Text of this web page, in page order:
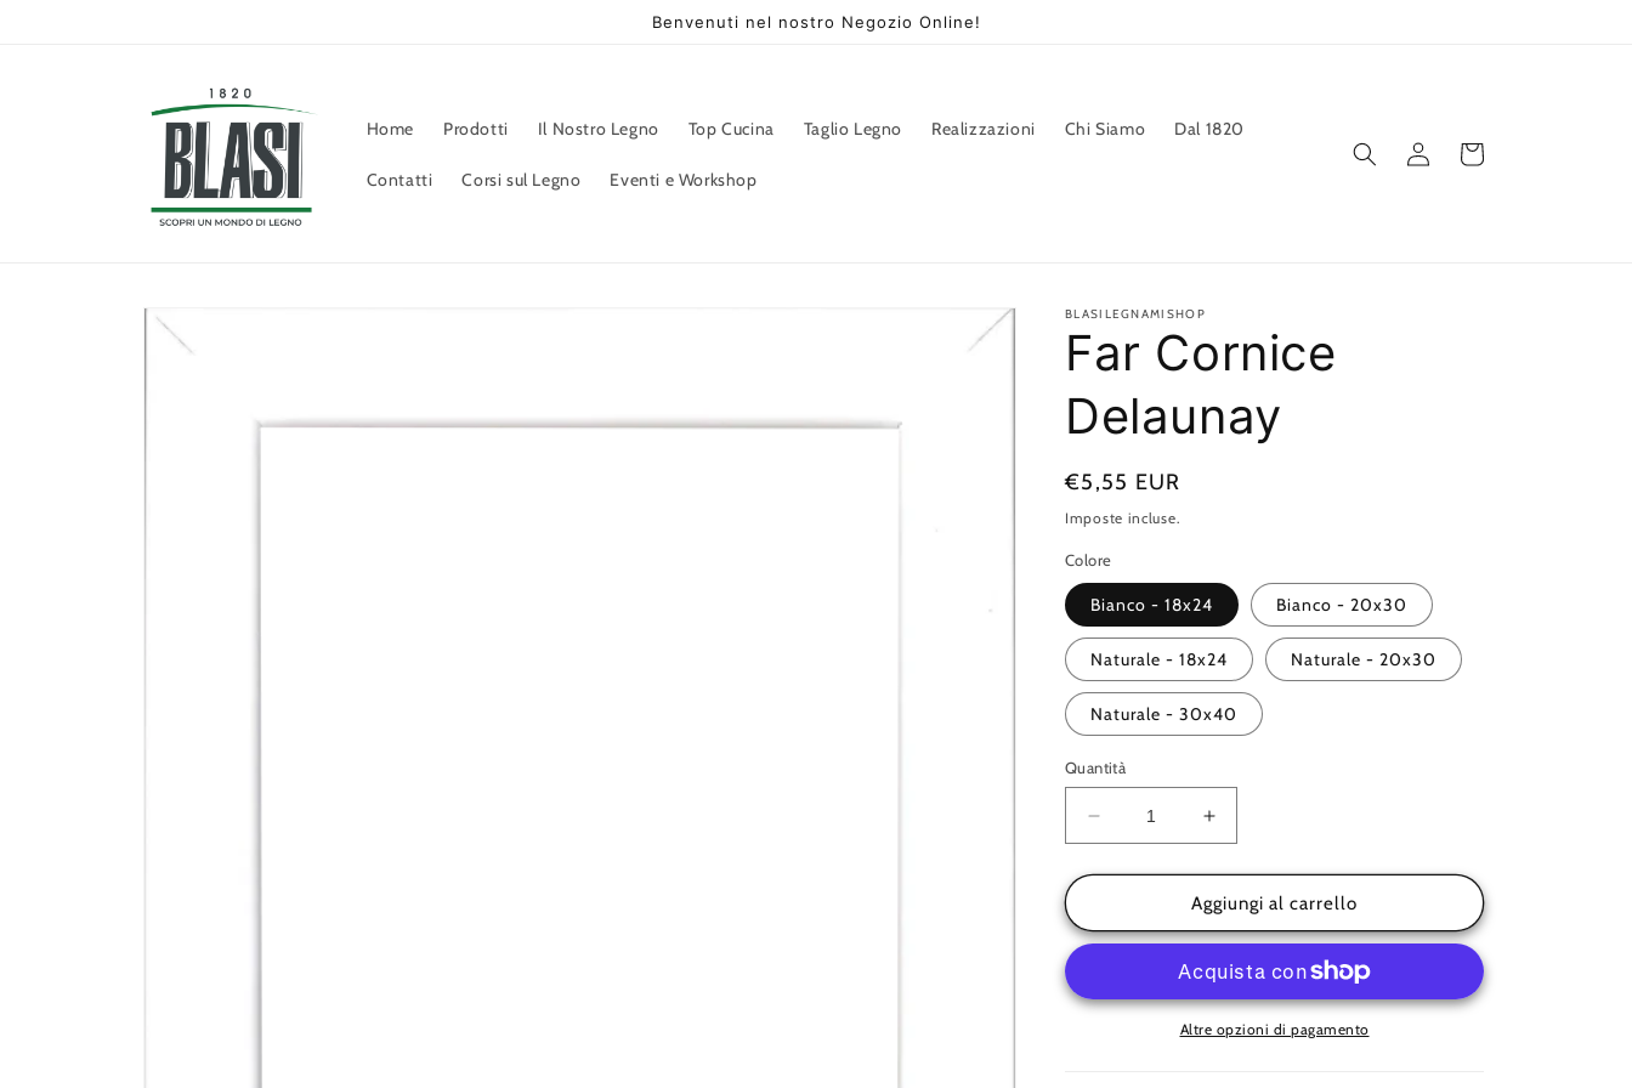
Benvenuti nel nostro Negozio Online!
Home Prodotti Il Nostro Legno Top Cucina Taglio Legno Realizzazioni Chi Siamo Dal 1820
Contatti Corsi sul Legno Eventi e Workshop
Accedi Carrello
informazioni
sul prodotto
BLASILEGNAMISHOP
Far Cornice
Delaunay
Prezzo
di
listino
€5,55 EUR
Imposte incluse.
Colore
Bianco - 18x24 Bianco - 20x30
Naturale - 18x24 Naturale - 20x30
Naturale - 30x40
Quantità
Diminuisci
quantità
per
Cornice
Aumenta
quantità
per
Far
Cornice
Aggiungi al carrello
Altre opzioni di pagamento